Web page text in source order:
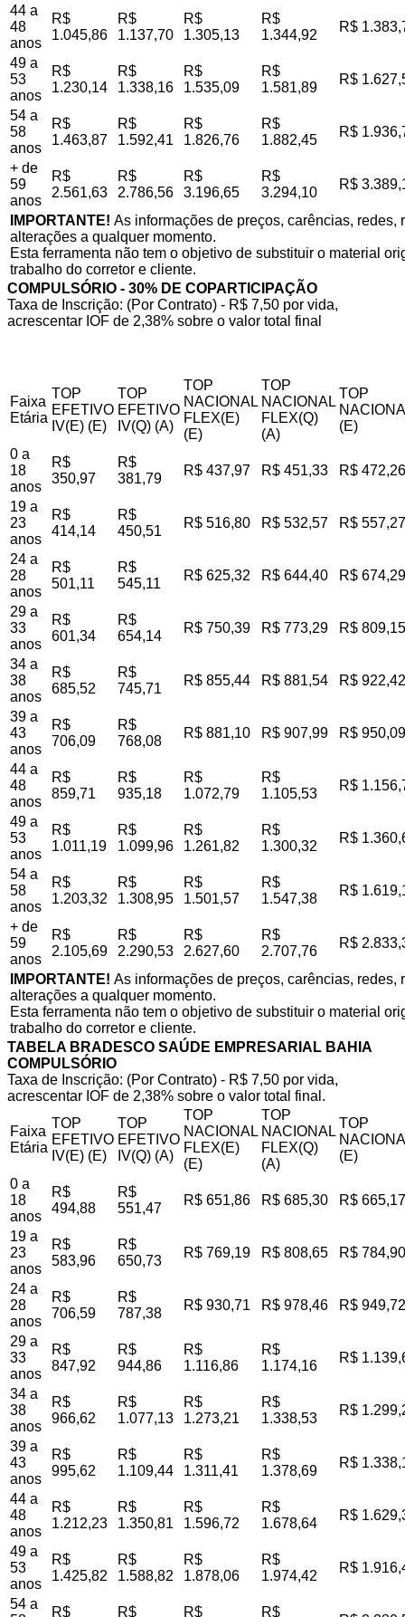
44 a
48
anos
R$
1.045,86
R$
1.137,70
R$
1.305,13
R$
1.344,92
R$
49 a
53
anos
R$
1.230,14
R$
1.338,16
R$
1.535,09
R$
1.581,89
R$
54 a
58
anos
R$
1.463,87
R$
1.592,41
R$
1.826,76
R$
1.882,45
R$
+ de
59
anos
R$
2.561,63
R$
2.786,56
R$
3.196,65
R$
3.294,10
R$
IMPORTANTE! As informações de preços, carências,
alterações a qualquer momento.
Esta ferramenta não tem o objetivo de substituir o material
trabalho do corretor e cliente.
COMPULSÓRIO - 30% DE COPARTICIPAÇÃO
Taxa de Inscrição: (Por Contrato) - R$ 7,50 por vida,
acrescentar IOF de 2,38% sobre o valor total final
Faixa
Etária
TOP
EFETIVO
IV(E) (E)
TOP
EFETIVO
IV(Q) (A)
TOP
NACIONAL
FLEX(E)
(E)
TOP
NACIONAL
FLEX(Q)
(A)
TOP
(E)
0 a
18
anos
R$
350,97
R$
381,79
R$ 437,97 R$ 451,33 R$ 472,26
19 a
23
anos
R$
414,14
R$
450,51
R$ 516,80 R$ 532,57 R$ 557,27
24 a
28
anos
R$
501,11
R$
545,11
R$ 625,32 R$ 644,40 R$ 674,29
29 a
33
anos
R$
601,34
R$
654,14
R$ 750,39 R$ 773,29 R$ 809,15
34 a
38
anos
R$
685,52
R$
745,71
R$ 855,44 R$ 881,54 R$ 922,42
39 a
43
anos
R$
706,09
R$
768,08
R$ 881,10 R$ 907,99 R$ 950,09
44 a
48
anos
R$
859,71
R$
935,18
R$
1.072,79
R$
1.105,53
R$
49 a
53
anos
R$
1.011,19
R$
1.099,96
R$
1.261,82
R$
1.300,32
R$
54 a
58
anos
R$
1.203,32
R$
1.308,95
R$
1.501,57
R$
1.547,38
R$
+ de
59
anos
R$
2.105,69
R$
2.290,53
R$
2.627,60
R$
2.707,76
R$
IMPORTANTE! As informações de preços, carências,
alterações a qualquer momento.
Esta ferramenta não tem o objetivo de substituir o material
trabalho do corretor e cliente.
TABELA BRADESCO SAÚDE EMPRESARIAL BAHIA
COMPULSÓRIO
Taxa de Inscrição: (Por Contrato) - R$ 7,50 por vida,
acrescentar IOF de 2,38% sobre o valor total final.
Faixa
Etária
TOP
EFETIVO
IV(E) (E)
TOP
EFETIVO
IV(Q) (A)
TOP
NACIONAL
FLEX(E)
(E)
TOP
NACIONAL
FLEX(Q)
(A)
TOP
(E)
0 a
18
anos
R$
494,88
R$
551,47
R$ 651,86 R$ 685,30 R$ 665,17
19 a
23
anos
R$
583,96
R$
650,73
R$ 769,19 R$ 808,65 R$ 784,90
24 a
28
anos
R$
706,59
R$
787,38
R$ 930,71 R$ 978,46 R$ 949,72
29 a
33
anos
R$
847,92
R$
944,86
R$
1.116,86
R$
1.174,16
R$
34 a
38
anos
R$
966,62
R$
1.077,13
R$
1.273,21
R$
1.338,53
R$
39 a
43
anos
R$
995,62
R$
1.109,44
R$
1.311,41
R$
1.378,69
R$
44 a
48
anos
R$
1.212,23
R$
1.350,81
R$
1.596,72
R$
1.678,64
R$
49 a
53
anos
R$
1.425,82
R$
1.588,82
R$
1.878,06
R$
1.974,42
R$
54 a
R$
R$
R$
R$